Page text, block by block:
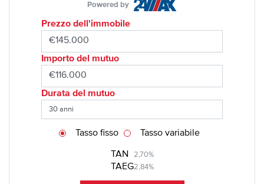
Powered by
Prezzo dell'immobile
Importo del mutuo
Durata del mutuo
TAN 2,70%
TAEG2,84%
Tasso fisso Tasso variabile